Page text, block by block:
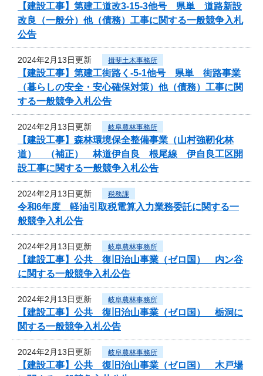
【建設工事】第建工道改3-15-3他号 県単 道路新設
改良（一般分）他（債務）工事に関する一般競争入札
公告
2024年2月13日更新 揖斐土木事務所
【建設工事】第建工街路く-5-1他号 県単 街路事業
（暮らしの安全・安心確保対策）他（債務）工事に関
する一般競争入札公告
2024年2月13日更新 岐阜農林事務所
【建設工事】森林環境保全整備事業（山村強靭化林
道） （補正） 林道伊自良 根尾線 伊自良工区開
設工事に関する一般競争入札公告
2024年2月13日更新 税務課
令和6年度 軽油引取税電算入力業務委託に関する一
般競争入札公告
2024年2月13日更新 岐阜農林事務所
【建設工事】公共 復旧治山事業（ゼロ国） 内ン谷
に関する一般競争入札公告
2024年2月13日更新 岐阜農林事務所
【建設工事】公共 復旧治山事業（ゼロ国） 栃洞に
関する一般競争入札公告
2024年2月13日更新 岐阜農林事務所
【建設工事】公共 復旧治山事業（ゼロ国） 木戸場